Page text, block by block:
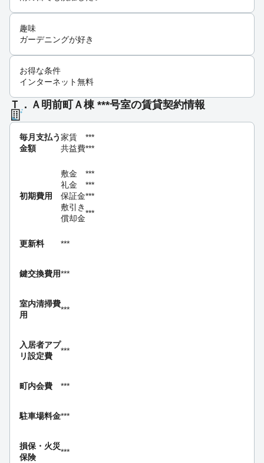
趣味
ガーデニングが好き
お得な条件
インターネット無料
Ｔ．Ａ明前町Ａ棟 ***号室の賃貸契約情報
毎月支払う
金額
家賃
***
共益費***
初期費用
敷金
***
礼金
***
保証金***
敷引き
償却金
***
更新料 ***
鍵交換費用***
室内清掃費
用
***
入居者アプ
リ設定費
***
町内会費 ***
駐車場料金***
損保・ 火災
保険
***